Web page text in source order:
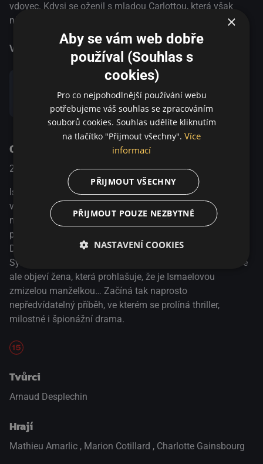
vdovec. Kdysi se oženil s mladou Carlottou, která však
několik let nato beze stopy zmizela. Ismaela od té doby
pronásledují noční můry, které zahání alkoholem a prášky.
Dvacet let poté potkává Ismael na večírku astrofyzičku
Sylvii, s níž se sblíží a naváže harmonický vztah. Náhle se
ale objeví žena, která prohlašuje, že je Ismaelovou
zmizelou manželkou… Začíná tak naprosto
nepředvídatelný příběh, ve kterém se prolíná thriller,
milostné i špionážní drama.
Více informací
O pořadu
2017 Drama / Romantický / Thriller
Ismael je filmový režisér, který o sobě prohlašuje, že je
vdovec. Kdysi se oženil s mladou Carlottou, která však
několik let nato beze stopy zmizela. Ismaela od té doby
pronásledují noční můry, které zahání alkoholem a prášky.
Dvacet let poté potkává Ismael na večírku astrofyzičku
Sylvii, s níž se sblíží a naváže harmonický vztah. Náhle se
ale objeví žena, která prohlašuje, že je Ismaelovou
zmizelou manželkou… Začíná tak naprosto
nepředvídatelný příběh, ve kterém se prolíná thriller,
milostné i špionážní drama.
Tvůrci
Arnaud Desplechin
Hrají
Mathieu Amarlic , Marion Cotillard , Charlotte Gainsbourg
×
Aby se vám web dobře
používal (Souhlas s
cookies)
Pro co nejpohodlnější používání webu
potřebujeme váš souhlas se zpracováním
souborů cookies. Souhlas udělíte kliknutím
na tlačítko "Přijmout všechny". Více
informací
PŘIJMOUT VŠECHNY
PŘIJMOUT POUZE NEZBYTNÉ
NASTAVENÍ COOKIES